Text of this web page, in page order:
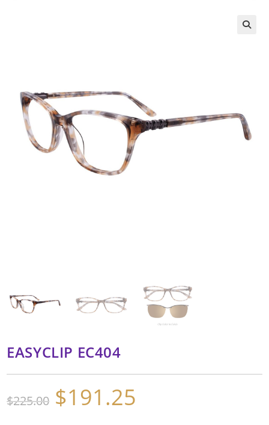
EASYCLIP EC404
$225.00
El
precio
original
$191.25